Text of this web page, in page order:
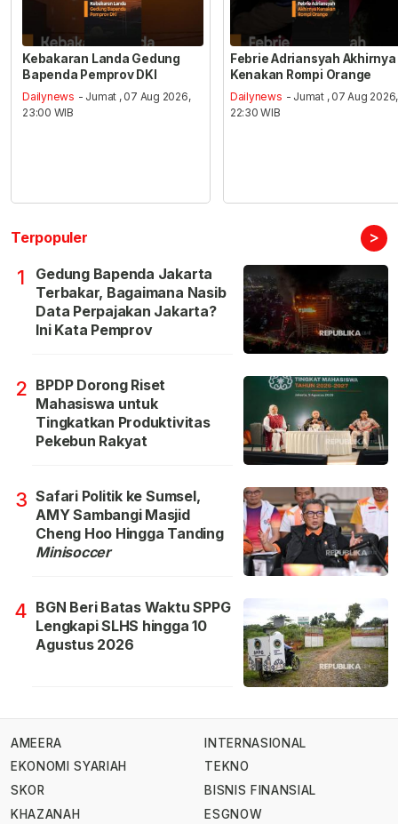
Kebakaran Landa Gedung
Bapenda Pemprov DKI
Dailynews - Jumat , 07 Aug 2026,
23:00 WIB
Febrie Adriansyah Akhirnya
Kenakan Rompi Orange
Dailynews - Jumat , 07 Aug 2026,
22:30 WIB
Terpopuler >
1
Gedung Bapenda Jakarta
Terbakar, Bagaimana Nasib
Data Perpajakan Jakarta?
Ini Kata Pemprov
2 BPDP Dorong Riset
Mahasiswa untuk
Tingkatkan Produktivitas
Pekebun Rakyat
3 Safari Politik ke Sumsel,
AMY Sambangi Masjid
Cheng Hoo Hingga Tanding
Minisoccer
4 BGN Beri Batas Waktu SPPG
Lengkapi SLHS hingga 10
Agustus 2026
AMEERA
EKONOMI SYARIAH
SKOR
KHAZANAH
INTERNASIONAL
TEKNO
BISNIS FINANSIAL
ESGNOW